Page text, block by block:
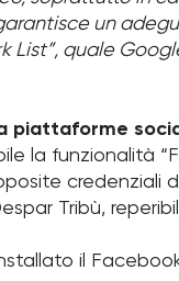
un
List”, quale
piattaforme
la funzionalità
credenziali
Tribù,
il